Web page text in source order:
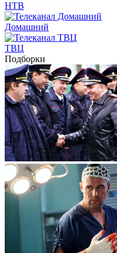
НТВ
Домашний
ТВЦ
Подборки